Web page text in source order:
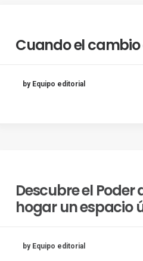
Cuando el
by Equipo editorial
Descubre el Poder
hogar un espacio